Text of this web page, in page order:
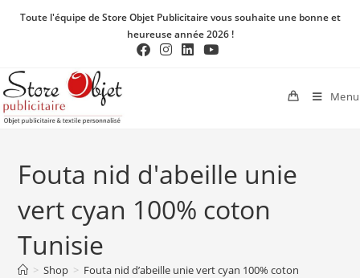
Toute l'équipe de Store Objet Publicitaire vous souhaite une bonne et
heureuse année 2026 !
Menu
Fouta nid d'abeille unie
vert cyan 100% coton
Tunisie
> Shop > Fouta nid d’abeille unie vert cyan 100% coton